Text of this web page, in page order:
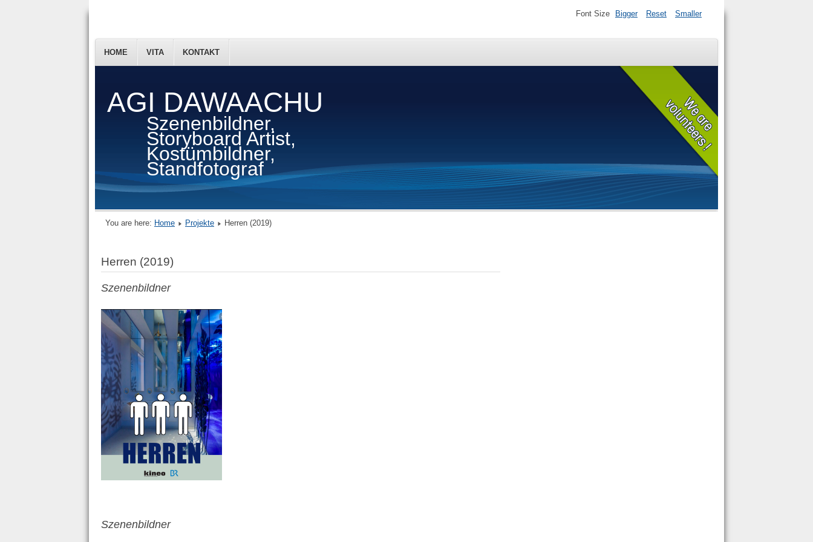
AGI DAWAACHU
Szenenbildner,
Storyboard Artist,
Kostümbildner,
Standfotograf
HOME VITA KONTAKT
Font Size Bigger Reset Smaller
You are here: Home Projekte Herren (2019)
Herren (2019)
Szenenbildner
Szenenbildner